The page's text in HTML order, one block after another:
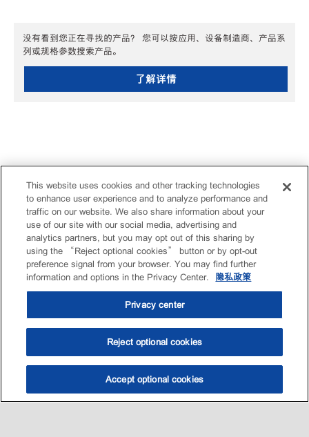
选油助手 查找门店
没有看到您正在寻找的产品？ 您可以按应用、设备制造商、产品系
列或规格参数搜索产品。
了解详情
This website uses cookies and other tracking technologies
to enhance user experience and to analyze performance and
traffic on our website. We also share information about your
use of our site with our social media, advertising and
analytics partners, but you may opt out of this sharing by
using the “Reject optional cookies” button or by opt-out
preference signal from your browser. You may find further
information and options in the Privacy Center.
隐私政策
Privacy center
Reject optional cookies
Accept optional cookies